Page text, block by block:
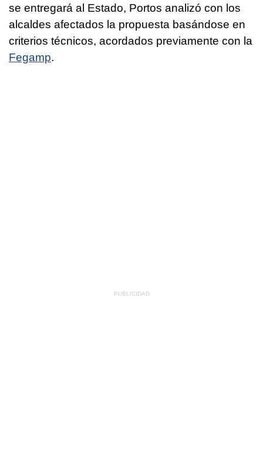
se entregará al Estado, Portos analizó con los
alcaldes afectados la propuesta basándose en
criterios técnicos, acordados previamente con la
Fegamp.